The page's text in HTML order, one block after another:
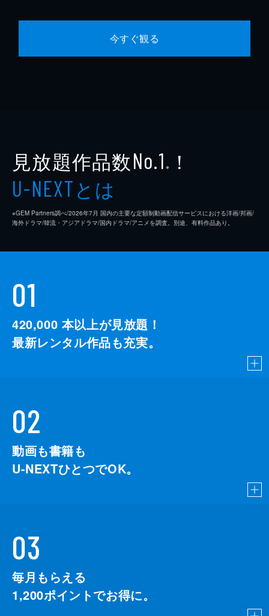
今すぐ観る
見放題作品数No.1 ※ ！
U-NEXTとは
※GEM Partners調べ/2026年7⽉ 国内の主要な定額制動画配信サービスにおける洋画/邦画/
海外ドラマ/韓流・アジアドラマ/国内ドラマ/アニメを調査。別途、有料作品あり。
01
420,000 本以上が見放題！
最新レンタル作品も充実。
02
動画も書籍も
U-NEXTひとつでOK。
03
毎月もらえる
1,200ポイントでお得に。